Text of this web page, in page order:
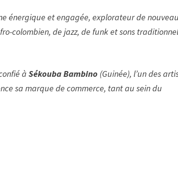
énergique et engagée, explorateur de
colombien, de jazz, de funk et sons
àSékouba Bambino (Guinée), l’un des
sa marque de commerce, tant au sein du